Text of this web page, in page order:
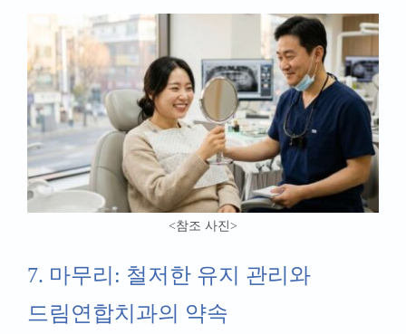
<참조 사진>
7. 마무리: 철저한 유지 관리와
드림연합치과의 약속